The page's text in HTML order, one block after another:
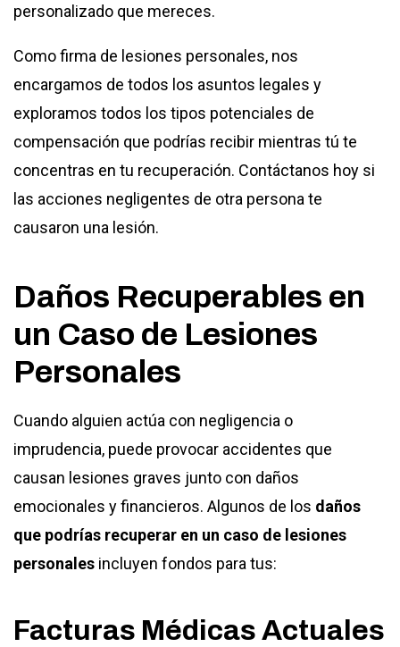
personalizado que mereces.
Como firma de lesiones personales, nos
encargamos de todos los asuntos legales y
exploramos todos los tipos potenciales de
compensación que podrías recibir mientras tú te
concentras en tu recuperación. Contáctanos hoy si
las acciones negligentes de otra persona te
causaron una lesión.
Daños Recuperables en
un Caso de Lesiones
Personales
Cuando alguien actúa con negligencia o
imprudencia, puede provocar accidentes que
causan lesiones graves junto con daños
emocionales y financieros. Algunos de los daños
que podrías recuperar en un caso de lesiones
personales incluyen fondos para tus:
Facturas Médicas Actuales